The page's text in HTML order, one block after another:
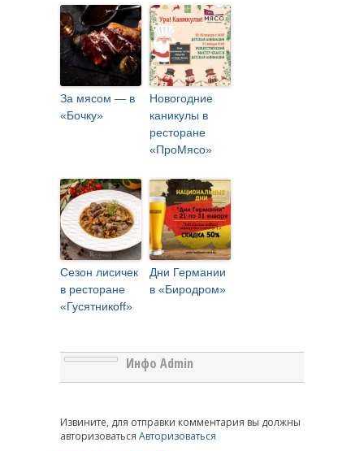
За мясом — в
«Бочку»
Новогодние
каникулы в
ресторане
«ПроМясо»
Сезон лисичек
в ресторане
«Гусятникоff»
Дни Германии
в «Биродром»
Инфо Admin
Извините, для отправки комментария вы должны
авторизоваться Авторизоваться